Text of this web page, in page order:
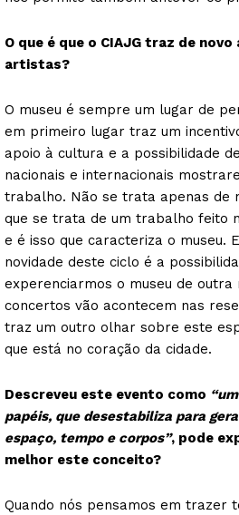
O que é que o CIAJG traz de
artistas?
O museu é sempre um lugar de
em primeiro lugar traz um
apoio à cultura e a possibilidade
nacionais e internacionais
trabalho. Não se trata apenas de
que se trata de um trabalho feito
e é isso que caracteriza o museu.
novidade deste ciclo é a
experenciarmos o museu de outra
concertos vão acontecem nas
traz um outro olhar sobre este
que está no coração da cidade.
Descreveu este evento como
papéis, que desestabiliza para
espaço, tempo e corpos”, pode
melhor este conceito?
Quando nós pensamos em trazer